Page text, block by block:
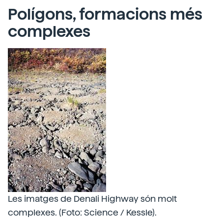
Polígons, formacions més
complexes
Les imatges de Denali Highway són molt
complexes. (Foto: Science / Kessle).